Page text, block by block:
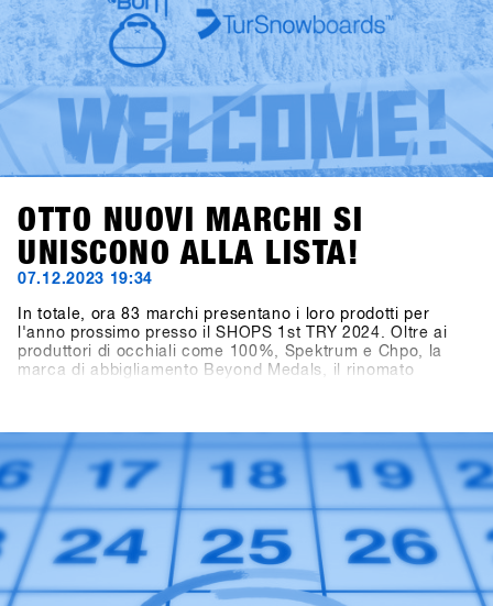
OTTO NUOVI MARCHI SI
UNISCONO ALLA LISTA!
07.12.2023 19:34
In totale, ora 83 marchi presentano i loro prodotti per
l'anno prossimo presso il SHOPS 1st TRY 2024. Oltre ai
produttori di occhiali come 100%, Spektrum e Chpo, la
marca di abbigliamento Beyond Medals, il rinomato
Particolarmente emozionante è la notizia dell'aggiunta nel
settore Hardware per Snowboard: anche Tur Snowboards
dalla Svezia è presente.Accedi a SHOPS 1st BASE per
scoprire di più su questi nuovi marchi!